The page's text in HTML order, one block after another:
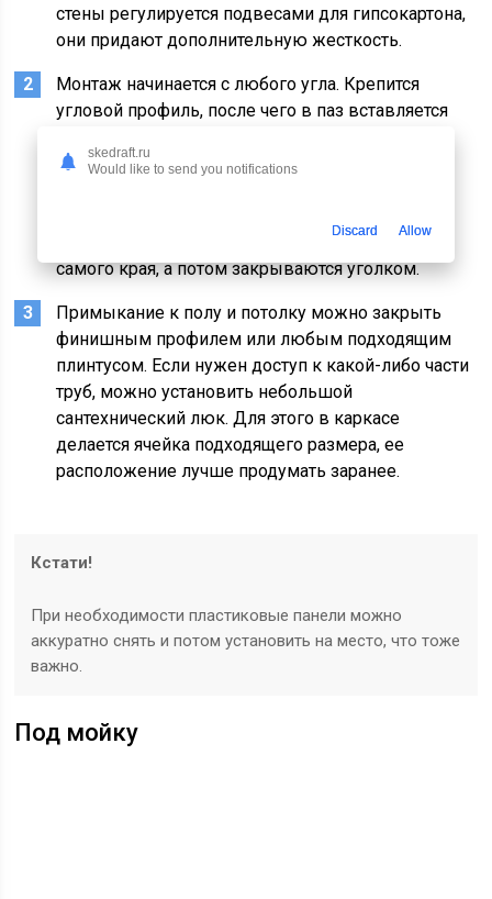
стены регулируется подвесами для гипсокартона,
они придают дополнительную жесткость.
Монтаж начинается с любого угла. Крепится
угловой профиль, после чего в паз вставляется
саморезами или скобами. Главное – плотно
самого края, а потом закрываются уголком.
Примыкание к полу и потолку можно закрыть
финишным профилем или любым подходящим
плинтусом. Если нужен доступ к какой-либо части
труб, можно установить небольшой
сантехнический люк. Для этого в каркасе
делается ячейка подходящего размера, ее
расположение лучше продумать заранее.
Кстати!
При необходимости пластиковые панели можно
аккуратно снять и потом установить на место, что тоже
важно.
Под мойку
skedraft.ru
Would like to send you notifications
Discard Allow